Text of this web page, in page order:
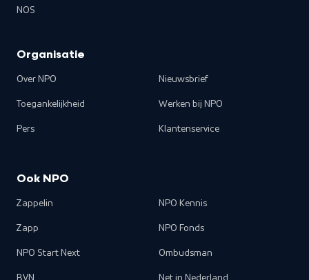
NOS
Organisatie
Over NPO
Toegankelijkheid
Pers
Nieuwsbrief
Werken bij NPO
Klantenservice
Ook NPO
Zappelin
Zapp
NPO Start Next
BVN
NPO Kennis
NPO Fonds
Ombudsman
Net in Nederland